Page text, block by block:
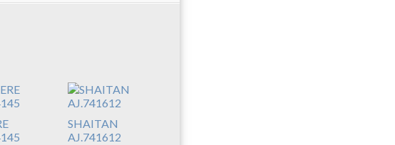
SHAITAN
AJ.741612